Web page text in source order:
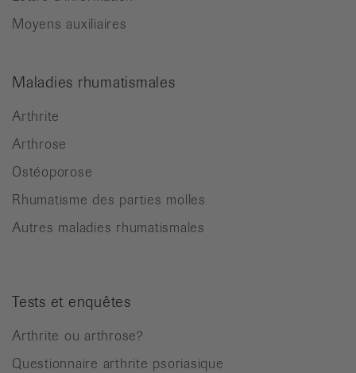
Moyens auxiliaires
Maladies rhumatismales
Arthrite
Arthrose
Ostéoporose
Rhumatisme des parties molles
Autres maladies rhumatismales
Tests et enquêtes
Arthrite ou arthrose?
Questionnaire arthrite psoriasique